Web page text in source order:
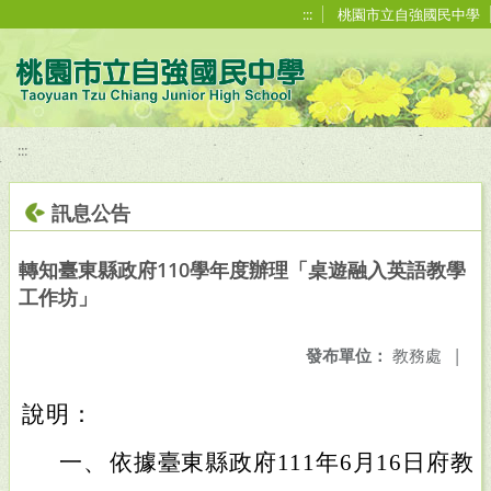
::: 桃園市立自強國民中學
:::
訊息公告
轉知臺東縣政府110學年度辦理「桌遊融入英語教學
工作坊」
發布單位： 教務處 |
說明：
一、 依據臺東縣政府111年6月16日府教